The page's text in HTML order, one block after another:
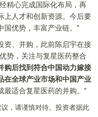
心完成国际化布局，再
上人才和创新资源。今后要
国优势，丰富产业链。”
、并购，此前陈启宇在接
势，关注与复星医药整合
购后找到符合中国动力嫁接
在全球产业市场和中国产业
最适合复星医药的并购。”
，请谨慎对待。投资者据此